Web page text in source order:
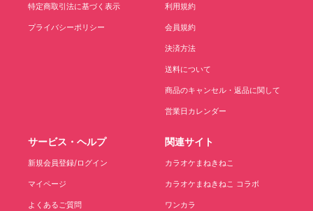
特定商取引法に基づく表示
プライバシーポリシー
利用規約
会員規約
決済方法
送料について
商品のキャンセル・返品に関して
営業日カレンダー
サービス・ヘルプ
新規会員登録/ログイン
マイページ
よくあるご質問
関連サイト
カラオケまねきねこ
カラオケまねきねこ コラボ
ワンカラ